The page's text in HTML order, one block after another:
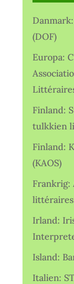
(DOF)
Europa:
Finland:
tulkkien
Finland:
(KAOS)
Frankrig:
littéraires
Irland:
Island:
Italien: